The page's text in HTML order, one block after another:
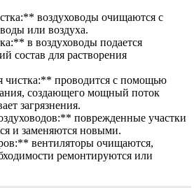
воздуховоды очищаются с
или воздуха.
в воздуховоды подается
состав для растворения
проводится с помощью
создающего мощный поток
загрязнения.
поврежденные участки
и заменяются новыми.
вентиляторы очищаются,
ремонтируются или